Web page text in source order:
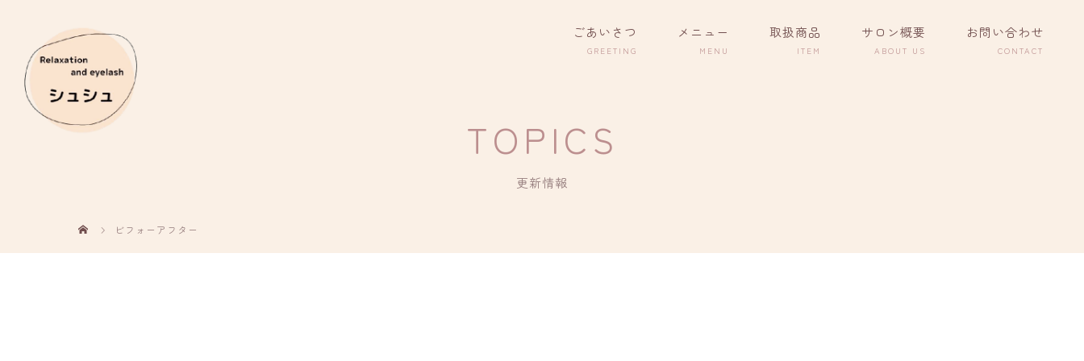
ごあいさつ メニュー 取扱商品 サロン概要 お問い合わせ
TOPICS
更新情報
ビフォーアフター